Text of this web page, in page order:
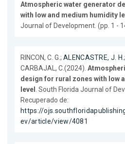
Atmospheric water generator
with low and medium humidity
Journal of Development. (pp. 1 -
RINCON, C. G.; ALENCASTRE, J. H.;
CARBAJAL, C.(2024).
design for rural zones with low
level . South Florida Journal of
Recuperado de:
https://
ev/article/view/4081